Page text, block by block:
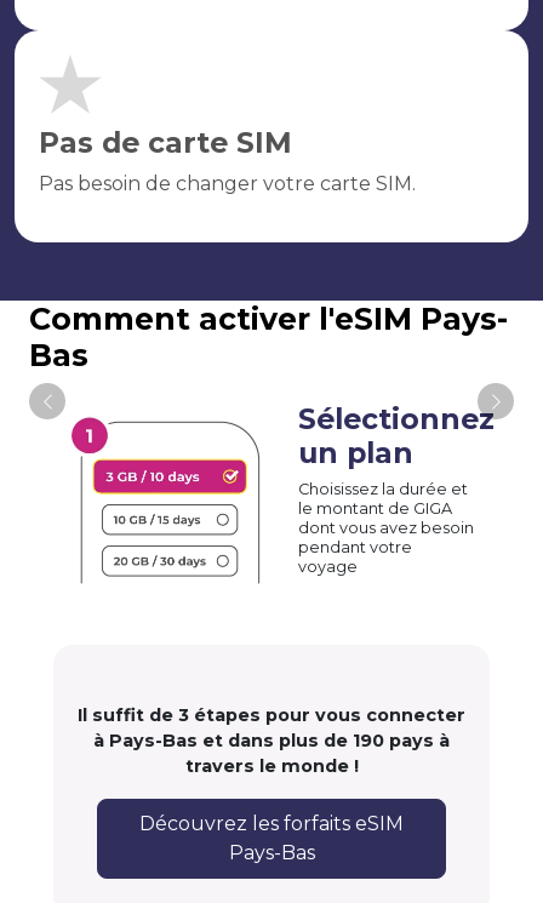
Pas de carte SIM
Pas besoin de changer votre carte SIM.
Comment activer l'eSIM Pays-
Bas
Sélectionnez
un plan
Choisissez la durée et
le montant de GIGA
dont vous avez besoin
pendant votre
voyage
Il suffit de 3 étapes pour vous connecter
à Pays-Bas et dans plus de 190 pays à
travers le monde !
Découvrez les forfaits eSIM
Pays-Bas